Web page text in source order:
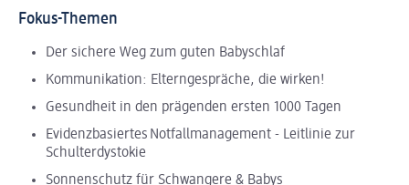
Fokus-Themen
Der sichere Weg zum guten Babyschlaf
Kommunikation: Elterngespräche, die wirken!
Gesundheit in den prägenden ersten 1000 Tagen
Evidenzbasiertes Notfallmanagement - Leitlinie zur
Schulterdystokie
Sonnenschutz für Schwangere & Babys